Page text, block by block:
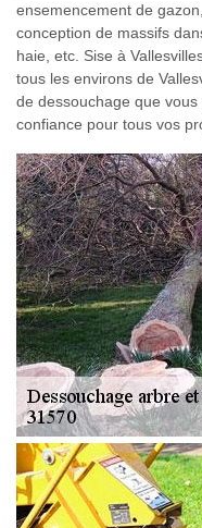
ensemencement de
conception de massifs
haie, etc. Sise à
tous les environs de
de dessouchage que
confiance pour tous vos